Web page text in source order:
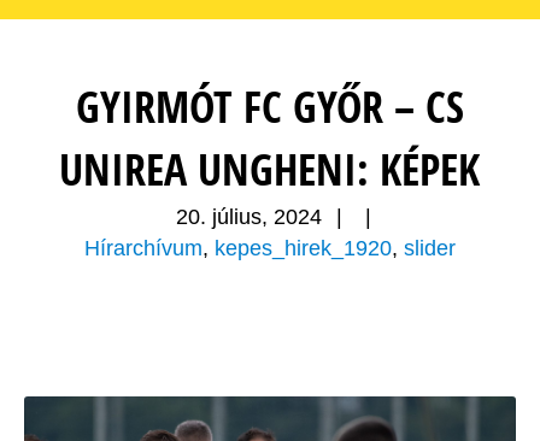
GYIRMÓT FC GYŐR – CS
UNIREA UNGHENI: KÉPEK
20. július, 2024
Hírarchívum, kepes_hirek_1920, slider